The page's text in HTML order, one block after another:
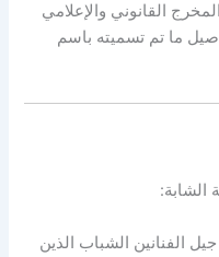
القانوني والإعلامي
ما تم تسميته باسم
الشابة:
الفنانين الشباب الذين